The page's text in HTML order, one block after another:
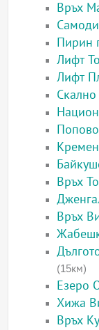
Връх
Пирин
Лифт
Лифт
Скално
Връх
Връх
(15км)
Езеро
Хижа
Връх